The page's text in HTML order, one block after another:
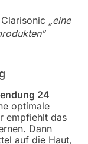
„eine
24
optimale
empfiehlt das
Dann
auf die Haut,